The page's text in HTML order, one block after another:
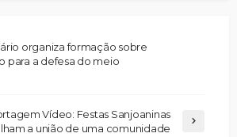
organiza formação sobre
para a defesa do meio
Vídeo: Festas Sanjoaninas
a união de uma comunidade